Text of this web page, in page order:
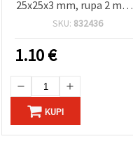
25x25x3 mm, rupa 2 mm –
pakiranje 10 kom
SKU: 832436
1.10€
KUPI